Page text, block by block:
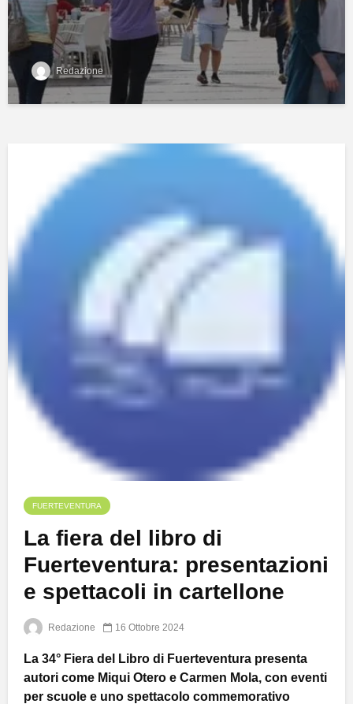
Redazione
FUERTEVENTURA
La fiera del libro di
Fuerteventura: presentazioni
e spettacoli in cartellone
Redazione 16 Ottobre 2024
La 34° Fiera del Libro di Fuerteventura presenta
autori come Miqui Otero e Carmen Mola, con eventi
per scuole e uno spettacolo commemorativo